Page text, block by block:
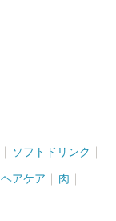
ソフトドリンク
ヘアケア 肉